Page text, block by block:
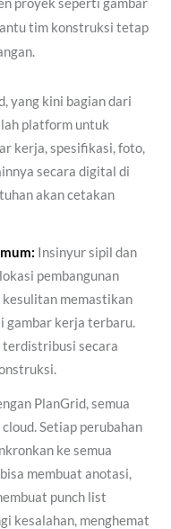
tim konstruksi tetap
yang kini bagian dari
platform untuk
kerja, spesifikasi, foto,
secara digital di
akan cetakan
Insinyur sipil dan
pembangunan
kesulitan memastikan
gambar kerja terbaru.
terdistribusi secara
PlanGrid, semua
Setiap perubahan
ke semua
membuat anotasi,
punch list
kesalahan, menghemat